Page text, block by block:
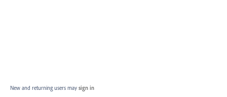
New and returning users may sign in